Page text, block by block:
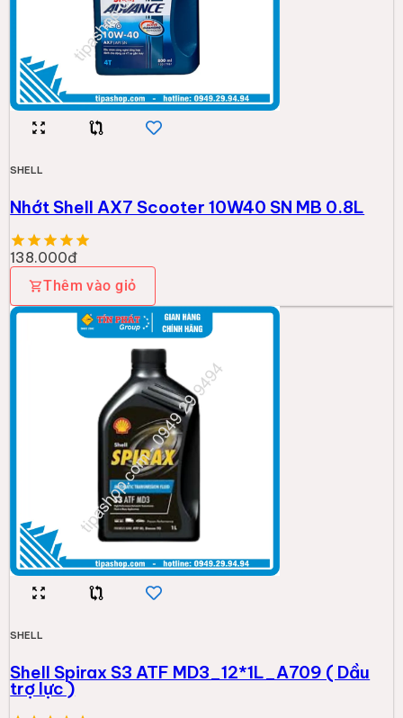
SHELL
Nhớt Shell AX7 Scooter 10W40 SN MB 0.8L
138.000đ
Thêm vào giỏ
SHELL
Shell Spirax S3 ATF MD3_12*1L_A709 ( Dầu
trợ lực )